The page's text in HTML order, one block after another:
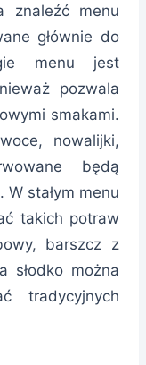
znaleźć menu
głównie do
menu jest
pozwala
smakami.
nowalijki,
będą
stałym menu
takich potraw
barszcz z
słodko można
tradycyjnych